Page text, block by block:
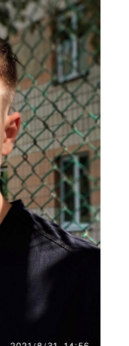
навичок жінок
рівності у …